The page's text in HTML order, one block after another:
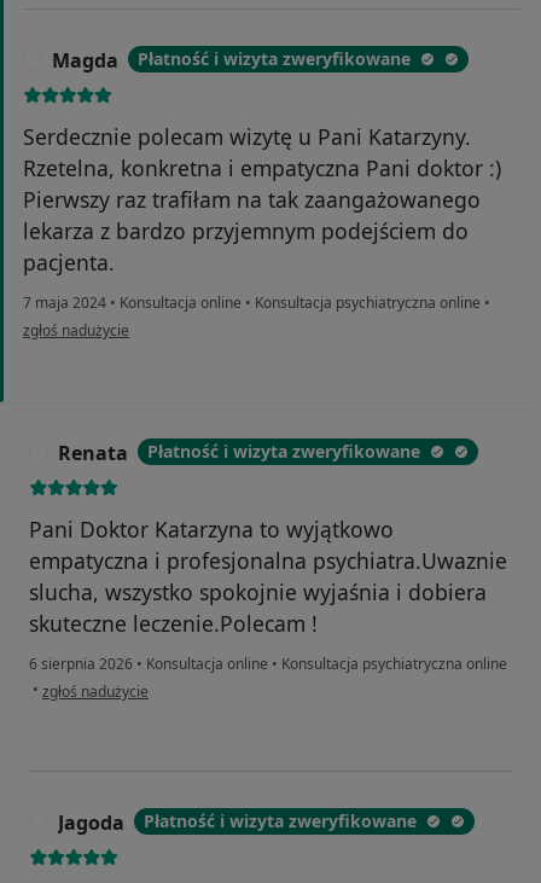
Magda Płatność i wizyta zweryfikowane
Serdecznie polecam wizytę u Pani Katarzyny.
Rzetelna, konkretna i empatyczna Pani doktor :)
Pierwszy raz trafiłam na tak zaangażowanego
lekarza z bardzo przyjemnym podejściem do
pacjenta.
7 maja 2024 • Konsultacja online • Konsultacja psychiatryczna online •
w opinii użytkownika Magda
zgłoś nadużycie
Renata Płatność i wizyta zweryfikowane
Pani Doktor Katarzyna to wyjątkowo
empatyczna i profesjonalna psychiatra.Uwaznie
slucha, wszystko spokojnie wyjaśnia i dobiera
skuteczne leczenie.Polecam !
6 sierpnia 2026 • Konsultacja online • Konsultacja psychiatryczna online
• w opinii użytkownika Renata
zgłoś nadużycie
Jagoda Płatność i wizyta zweryfikowane